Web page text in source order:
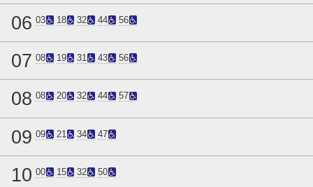
06 03 18 32 44 56
07 08 19 31 43 56
08 08 20 32 44 57
09 09 21 34 47
10 00 15 32 50